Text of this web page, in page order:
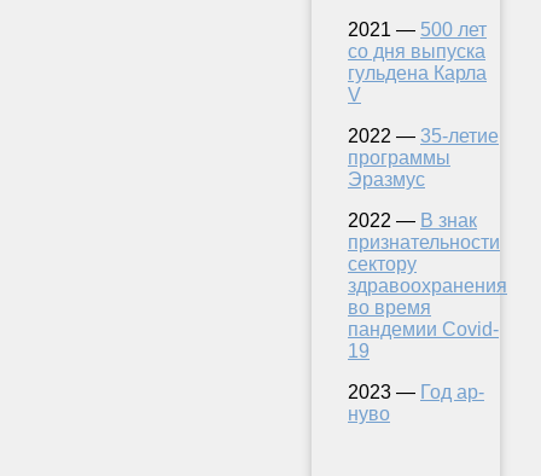
2021 — 500 лет
со дня выпуска
гульдена Карла
V
2022 — 35-летие
программы
Эразмус
2022 — В знак
признательности
сектору
здравоохранения
во время
пандемии Covid-
19
2023 — Год ар-
нуво